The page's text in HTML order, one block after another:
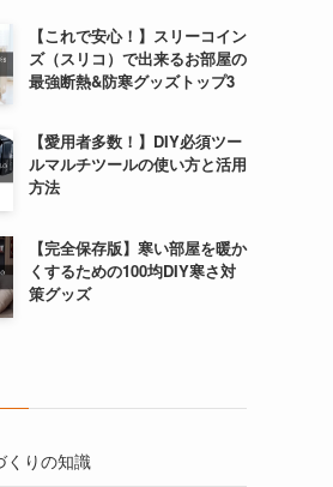
【これで安心！】スリーコイン
ズ（スリコ）で出来るお部屋の
最強断熱&防寒グッズトップ3
【愛用者多数！】DIY必須ツー
ルマルチツールの使い方と活用
方法
【完全保存版】寒い部屋を暖か
くするための100均DIY寒さ対
策グッズ
くりの知識